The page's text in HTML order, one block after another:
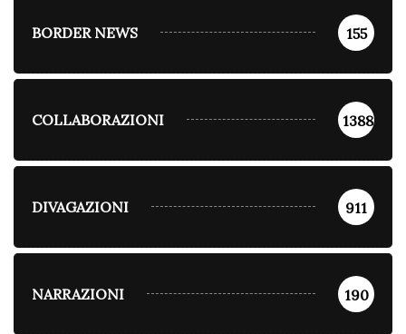
BORDER NEWS 155
COLLABORAZIONI 1388
DIVAGAZIONI 911
NARRAZIONI 190